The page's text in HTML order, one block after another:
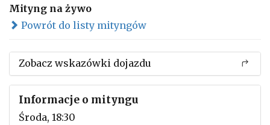
Mityng na żywo
Powrót do listy mityngów
Zobacz wskazówki dojazdu
Informacje o mityngu
Środa, 18:30